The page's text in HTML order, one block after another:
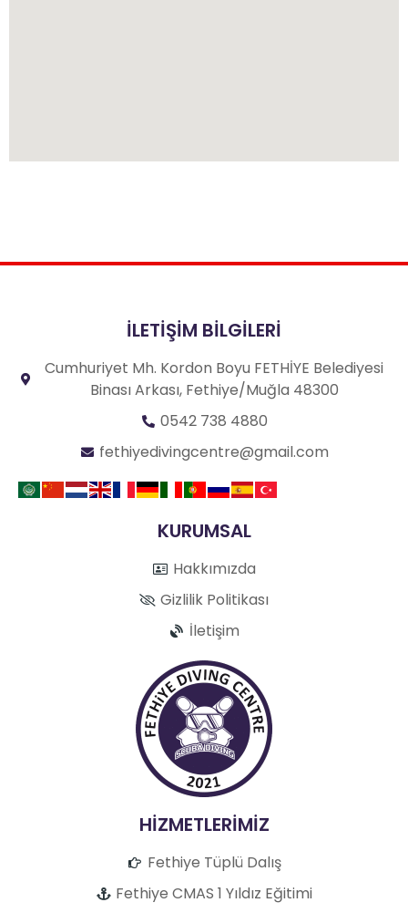
İLETİŞİM BİLGİLERİ
Cumhuriyet Mh. Kordon Boyu FETHİYE Belediyesi
Binası Arkası, Fethiye/Muğla 48300
0542 738 4880
fethiyedivingcentre@gmail.com
KURUMSAL
Hakkımızda
Gizlilik Politikası
İletişim
HİZMETLERİMİZ
Fethiye Tüplü Dalış
Fethiye CMAS 1 Yıldız Eğitimi